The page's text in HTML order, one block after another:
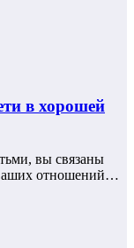
в хорошей
вы связаны
отношений…